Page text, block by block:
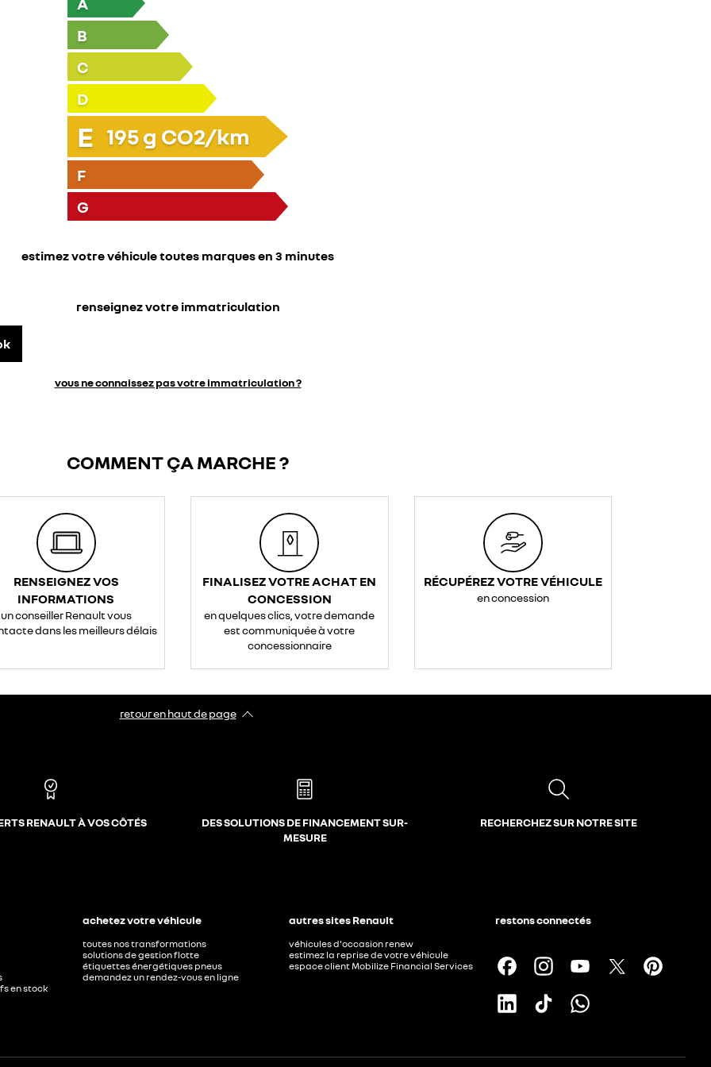
B
C
D
E 195g CO2/km
F
G
estimez votre véhicule toutes marques en 3 minutes
renseignez votre immatriculation
vous ne connaissez pas votre immatriculation ?
COMMENT ÇA MARCHE ?
RENSEIGNEZ VOS
INFORMATIONS
un conseiller Renault vous
dans les meilleurs délais
FINALISEZ VOTRE ACHAT EN
CONCESSION
en quelques clics, votre demande
est communiquée à votre
concessionnaire
RÉCUPÉREZ VOTRE VÉHICULE
en concession
retour en haut de page​
RENAULT À VOS CÔTÉS
DES SOLUTIONS DE FINANCEMENT SUR-
MESURE
RECHERCHEZ SUR NOTRE SITE
en stock
achetez votre véhicule
toutes nos transformations
solutions de gestion flotte
étiquettes énergétiques pneus
demandez un rendez-vous en ligne
autres sites Renault
véhicules d'occasion renew
estimez la reprise de votre véhicule
espace client Mobilize Financial Services
restons connectés